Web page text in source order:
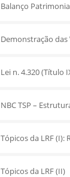
Balanço
Demonstração das
Lei n. 4.320 (Título
NBC TSP –
Tópicos da LRF (I):
Tópicos da LRF (II)